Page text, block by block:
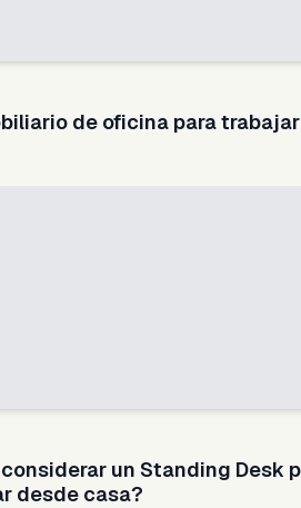
de oficina para
un Standing Desk
desde casa?